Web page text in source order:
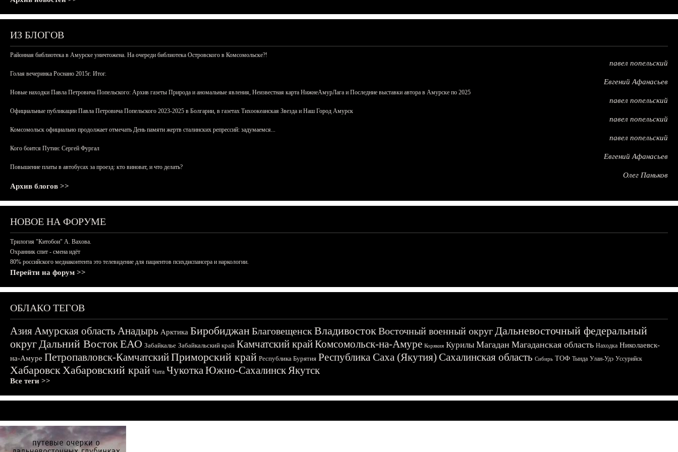
ИЗ БЛОГОВ
Районная библиотека в Амурске уничтожена. На очереди библиотека Островского в Комсомольске?!
павел попельский
Голая вечеринка Роснано 2015г. Итог.
Евгений Афанасьев
Новые находки Павла Петровича Попельского: Архив газеты Природа и аномальные явления, Неизвестная карта НижнеАмурЛага и Последние выставки автора в Амурске по 2025
павел попельский
Официальные публикации Павла Петровича Попельского 2023-2025 в Болгарии, в газетах Тихоокеанская Звезда и Наш Город Амурск
павел попельский
Комсомольск официально продолжает отмечать День памяти жертв сталинских репрессий: задумаемся...
павел попельский
Кого боится Путин: Сергей Фургал
Евгений Афанасьев
Повышение платы в автобусах за проезд: кто виноват, и что делать?
Олег Паньков
Архив блогов >>
НОВОЕ НА ФОРУМЕ
Трилогия "Китобои" А. Вахова.
Охранник спит - смена идёт
80% российского медиаконтента это телевидение для пациентов психдиспансера и наркологии.
Перейти на форум >>
ОБЛАКО ТЕГОВ
АзияАмурская область Анадырь Арктика БиробиджанБлаговещенскВладивостокВосточный военный округДальневосточный федеральный
округДальний ВостокЕАО Забайкалье Забайкальский край Камчатский крайКомсомольск-на-Амуре Корякия Курилы Магадан Магаданская область Находка Николаевск-
на-Амуре Петропавловск-КамчатскийПриморский край Республика Бурятия Республика Саха (Якутия) Сахалинская область Сибирь ТОФ Тында Улан-Удэ Уссурийск
ХабаровскХабаровский край Чита ЧукоткаЮжно-СахалинскЯкутск
Все теги >>